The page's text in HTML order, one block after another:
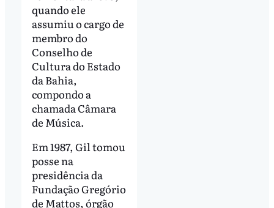
quando ele
assumiu o cargo de
membro do
Conselho de
Cultura do Estado
da Bahia,
compondo a
chamada Câmara
de Música.
Em 1987, Gil tomou
posse na
presidência da
Fundação Gregório
de Mattos, órgão